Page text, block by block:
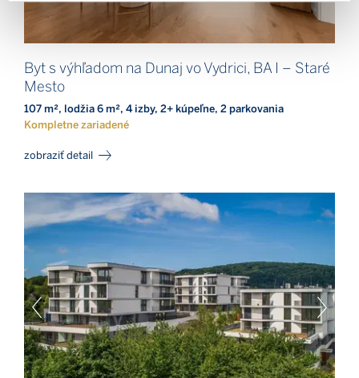
Byt s výhľadom na Dunaj vo Vydrici, BA I – Staré
Mesto
107 m², lodžia 6 m², 4 izby, 2+ kúpeľne, 2 parkovania
Kompletne zariadené
zobraziť detail